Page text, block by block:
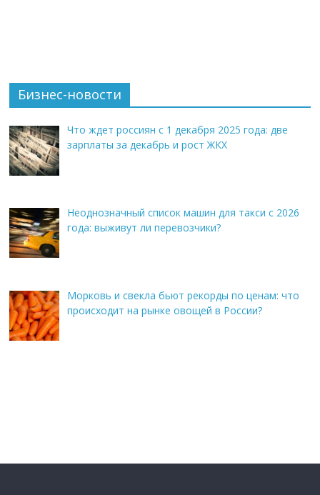
Бизнес-новости
Что ждет россиян с 1 декабря 2025 года: две
зарплаты за декабрь и рост ЖКХ
Неоднозначный список машин для такси с 2026
года: выживут ли перевозчики?
Морковь и свекла бьют рекорды по ценам: что
происходит на рынке овощей в России?